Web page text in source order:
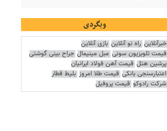
وبگردی
خبرآنلاین راه نو آنلاین بازی آنلاین
قیمت تلویزیون سونی مبل مینیمال جراح بینی گوشتی
پرشین هتل قیمت آهن فولاد ایرانیان
اعتبارسنجی بانکی قیمت طلا امروز بلیط قطار
شرکت رادوکو قیمت پروفیل